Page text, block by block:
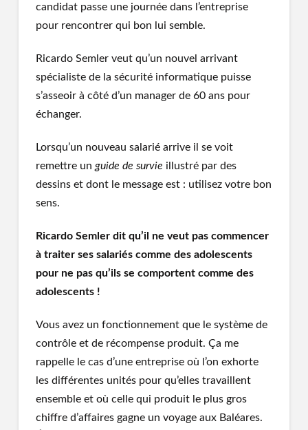
candidat passe une journée dans l’entreprise
pour rencontrer qui bon lui semble.
Ricardo Semler veut qu’un nouvel arrivant
spécialiste de la sécurité informatique puisse
s’asseoir à côté d’un manager de 60 ans pour
échanger.
Lorsqu’un nouveau salarié arrive il se voit
remettre un guide de survie illustré par des
dessins et dont le message est : utilisez votre bon
sens.
Ricardo Semler dit qu’il ne veut pas commencer
à traiter ses salariés comme des adolescents
pour ne pas qu’ils se comportent comme des
adolescents !
Vous avez un fonctionnement que le système de
contrôle et de récompense produit. Ça me
rappelle le cas d’une entreprise où l’on exhorte
les différentes unités pour qu’elles travaillent
ensemble et où celle qui produit le plus gros
chiffre d’affaires gagne un voyage aux Baléares.